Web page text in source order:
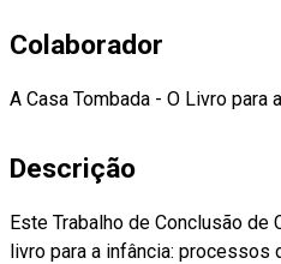
Colaborador
A Casa Tombada - O Livro para
Descrição
Este Trabalho de Conclusão de
livro para a infância: processos